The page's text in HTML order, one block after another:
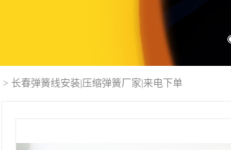
> 长春弹簧线安装|压缩弹簧厂家|来电下单